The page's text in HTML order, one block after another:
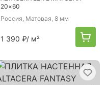
20×60
Россия, Матовая, 8 мм
1 390 ₽/ м²